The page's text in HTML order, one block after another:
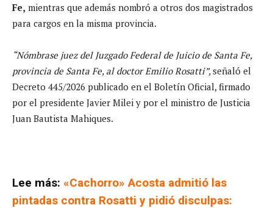
Fe, mientras que además nombró a otros dos magistrados
para cargos en la misma provincia.
“Nómbrase juez del Juzgado Federal de Juicio de Santa Fe,
provincia de Santa Fe, al doctor Emilio Rosatti”,señaló el
Decreto 445/2026 publicado en el Boletín Oficial, firmado
por el presidente Javier Milei y por el ministro de Justicia
Juan Bautista Mahiques.
Lee más: «Cachorro» Acosta admitió las
pintadas contra Rosatti y pidió disculpas: